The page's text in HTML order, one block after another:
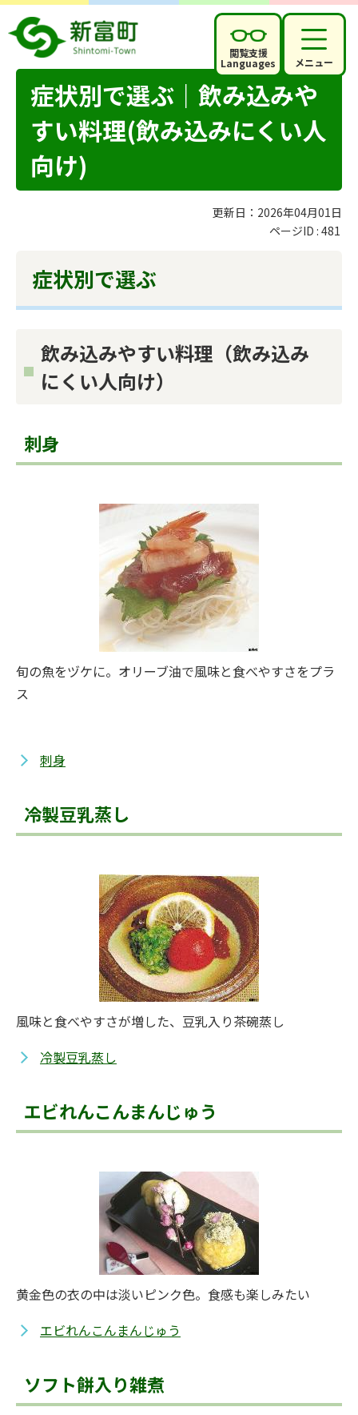
閲覧支援
Languages メニュー
症状別で選ぶ｜飲み込みや
すい料理(飲み込みにくい人
向け)
更新日：2026年04月01日
ページID : 481
症状別で選ぶ
飲み込みやすい料理（飲み込み
にくい人向け）
刺身
旬の魚をヅケに。オリーブ油で風味と食べやすさをプラ
ス
刺身
冷製豆乳蒸し
風味と食べやすさが増した、豆乳入り茶碗蒸し
冷製豆乳蒸し
エビれんこんまんじゅう
黄金色の衣の中は淡いピンク色。食感も楽しみたい
エビれんこんまんじゅう
ソフト餅入り雑煮